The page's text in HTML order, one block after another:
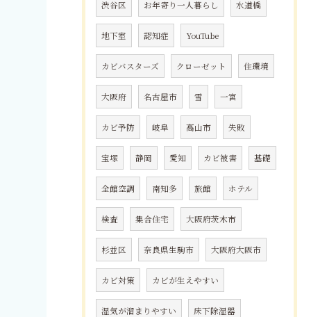
渋谷区 お年寄り一人暮らし 水道橋
地下室 認知症 YouTube
カビバスターズ クローゼット 住環境
大阪府 名古屋市 雪 一宮
カビ予防 岐阜 高山市 失敗
宝塚 静岡 愛知 カビ被害 基礎
全館空調 南知多 旅館 ホテル
検査 集合住宅 大阪府茨木市
杉並区 奈良県生駒市 大阪府大阪市
カビ対策 カビが生えやすい
湿気が溜まりやすい 床下除湿器